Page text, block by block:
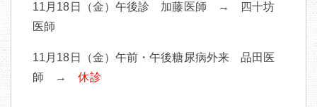
11月18日（金）午後診 加藤医師 → 四十坊
医師
11月18日（金）午前・午後糖尿病外来 品田医
師 →休診